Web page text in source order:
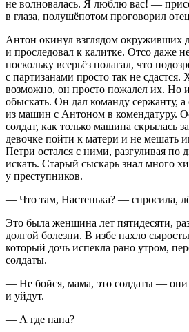
не волновалась. Я люблю вас! —
в глаза, полушёпотом проговорил
Антон окинул взглядом окруживших
и проследовал к калитке. Отсо даже
поскольку всерьёз полагал, что
с партизанами просто так не
возможно, он просто пожалел их. Но
обыскать. Он дал команду сержанту,
из машин с Антоном в комендатуру.
солдат, как только машина скрылась
девочке пойти к матери и не мешать
Петри остался с ними, разгуливая по
искать. Старый сыскарь знал много
у преступников.
— Что там, Настенька? — спросила,
Это была женщина лет пятидесяти,
долгой болезни. В избе пахло
который дочь испекла рано утром,
солдаты.
— Не бойся, мама, это солдаты — они
и уйдут.
— А где папа?